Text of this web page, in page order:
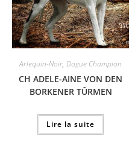
Arlequin-Noir, Dogue Champion
CH ADELE-AINE VON DEN
BORKENER TÛRMEN
Lire la suite